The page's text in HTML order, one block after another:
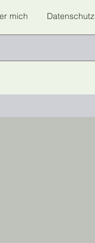
mich Datenschutz